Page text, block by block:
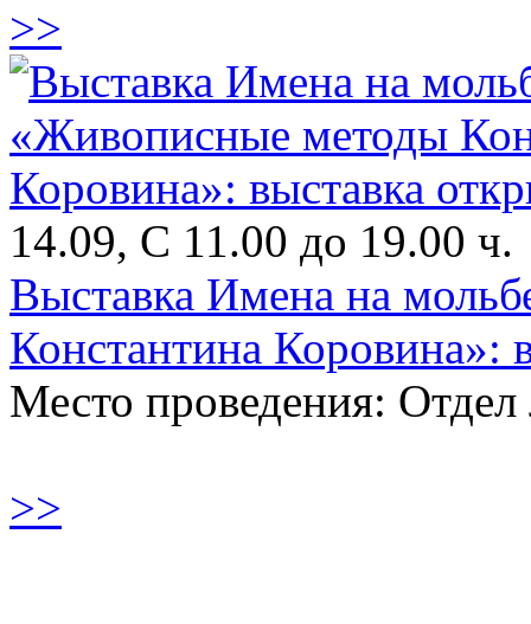
>>
14.09, С 11.00 до 19.00 ч.
Выставка Имена на
Константина Коровина»:
Место проведения: Отдел
>>